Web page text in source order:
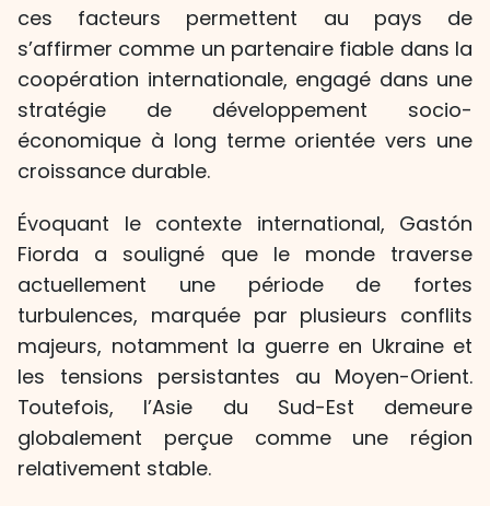
ces facteurs permettent au pays de
s’affirmer comme un partenaire fiable dans la
coopération internationale, engagé dans une
stratégie de développement socio-
économique à long terme orientée vers une
croissance durable.
Évoquant le contexte international, Gastón
Fiorda a souligné que le monde traverse
actuellement une période de fortes
turbulences, marquée par plusieurs conflits
majeurs, notamment la guerre en Ukraine et
les tensions persistantes au Moyen-Orient.
Toutefois, l’Asie du Sud-Est demeure
globalement perçue comme une région
relativement stable.